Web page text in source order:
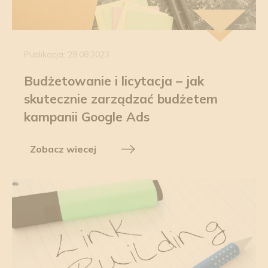
Publikacja: 29.08.2023
Budżetowanie i licytacja – jak
skutecznie zarządzać budżetem
kampanii Google Ads
Zobacz wiecej